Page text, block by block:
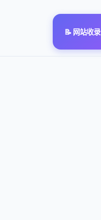
📝 网站收录